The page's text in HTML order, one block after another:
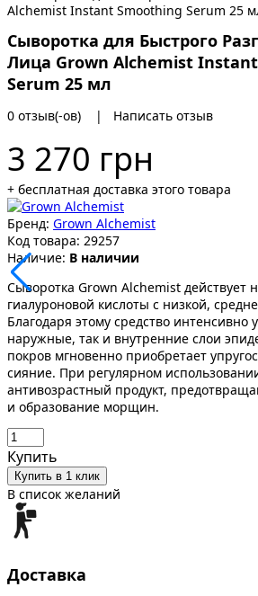
Сыворотка для Быстрого
Лица Grown Alchemist
Serum 25 мл
0 отзыв(-ов) | Написать отзыв
3 270 грн
+ бесплатная доставка этого товара
Бренд: Grown Alchemist
Код товара: 29257
Наличие: В наличии
Сыворотка Grown Alchemist действует
гиалуроновой кислоты с низкой,
Благодаря этому средство интенсивно
наружные, так и внутренние слои
покров мгновенно приобретает
сияние. При регулярном
антивозрастный продукт,
и образование морщин.
Купить
Купить в 1 клик
В список желаний
Доставка